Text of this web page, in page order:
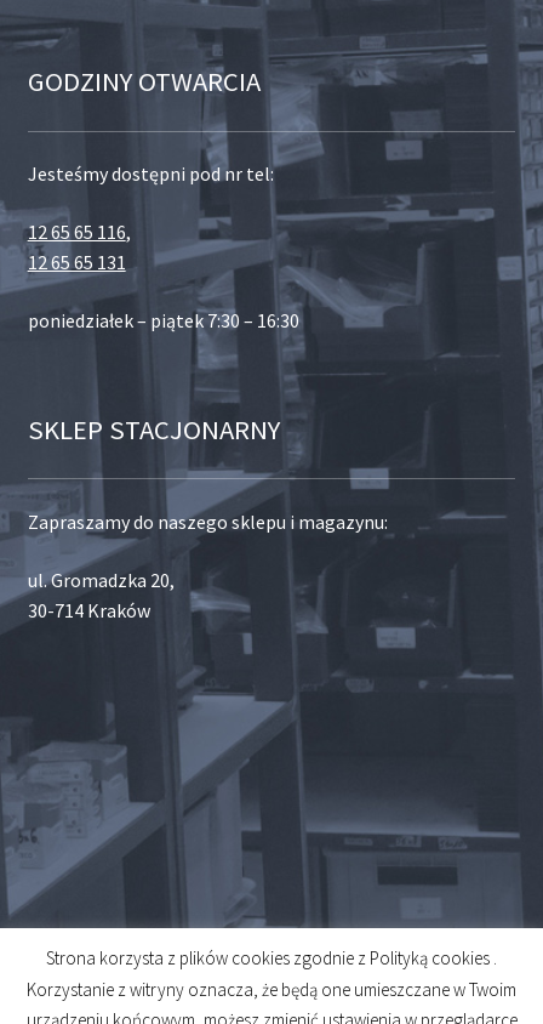
GODZINY OTWARCIA
Jesteśmy dostępni pod nr tel:
12 65 65 116,
12 65 65 131
poniedziałek – piątek 7:30 – 16:30
SKLEP STACJONARNY
Zapraszamy do naszego sklepu i magazynu:
ul. Gromadzka 20,
30-714 Kraków
© 2026
Created byMidero
Strona korzysta z plików cookies zgodnie z Polityką cookies .
Korzystanie z witryny oznacza, że będą one umieszczane w Twoim